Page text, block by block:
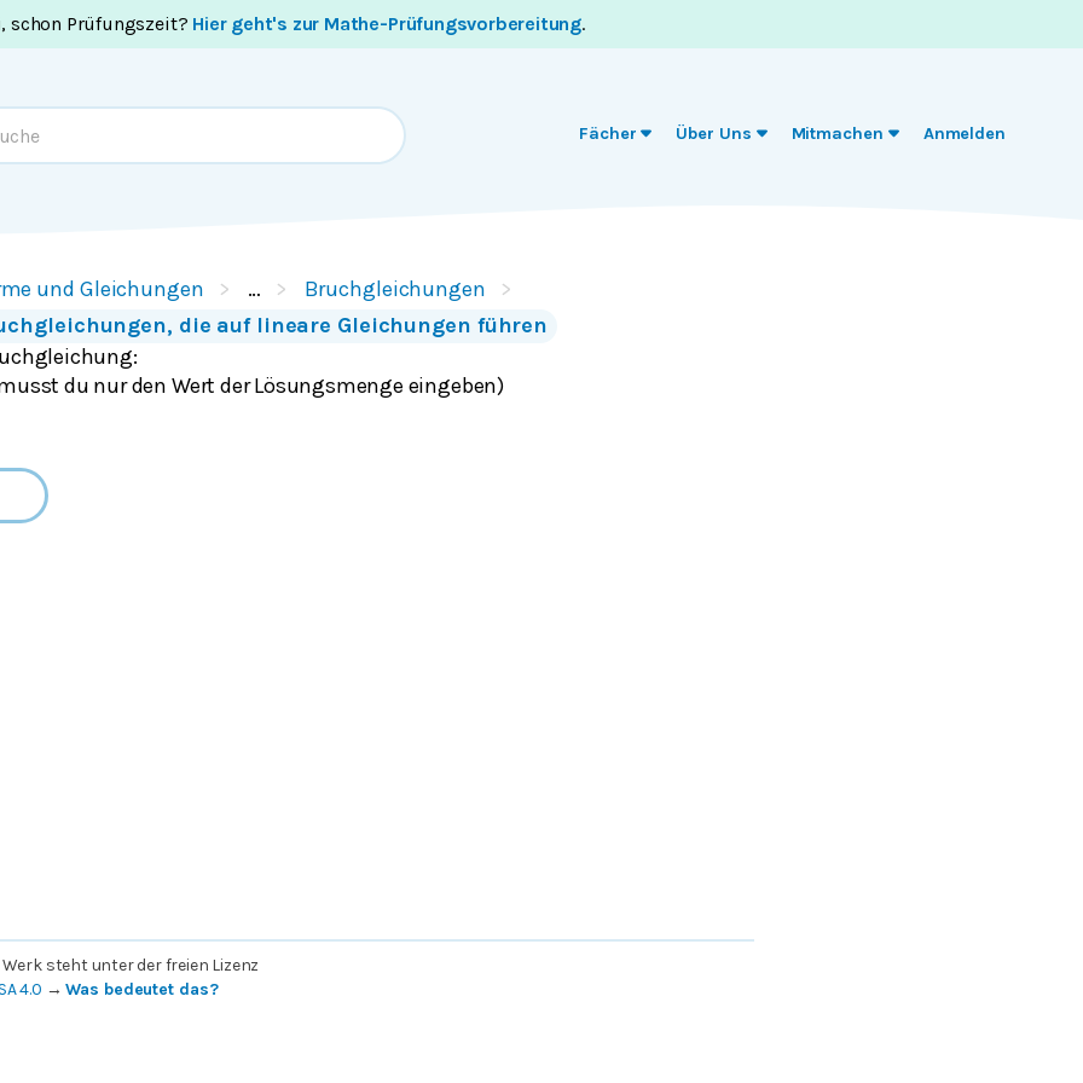
schon Prüfungszeit? Hier geht's zur Mathe-Prüfungsvorbereitung.
Fächer Über Uns Mitmachen Anmelden
und Gleichungen …
Bruchgleichungen
die auf lineare Gleichungen führen
du nur den Wert der Lösungsmenge eingeben)
steht unter der freien Lizenz
4.0 →Was bedeutet das?